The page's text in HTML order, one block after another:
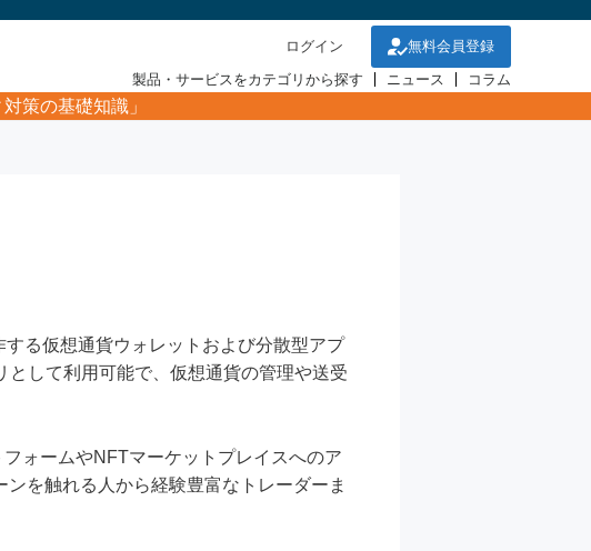
ログイン
無料会員登録
製品・サービスをカテゴリから探す
ニュース コラム
策の基礎知識」
る仮想通貨ウォレットおよび分散型アプ
して利用可能で、仮想通貨の管理や送受
ォームやNFTマーケットプレイスへのア
を触れる人から経験豊富なトレーダーま